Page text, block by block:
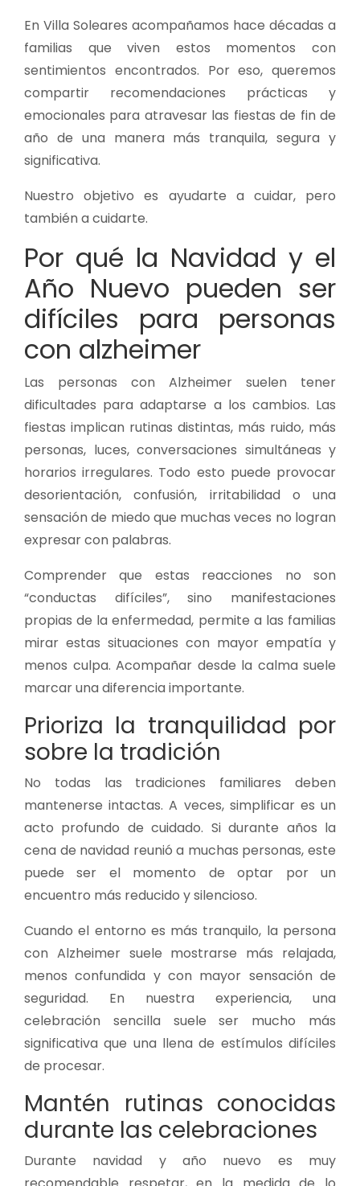
En Villa Soleares acompañamos hace décadas a
familias que viven estos momentos con
sentimientos encontrados. Por eso, queremos
compartir recomendaciones prácticas y
emocionales para atravesar las fiestas de fin de
año de una manera más tranquila, segura y
significativa.
Nuestro objetivo es ayudarte a cuidar, pero
también a cuidarte.
Por qué la Navidad y el
Año Nuevo pueden ser
difíciles para personas
con alzheimer
Las personas con Alzheimer suelen tener
dificultades para adaptarse a los cambios. Las
fiestas implican rutinas distintas, más ruido, más
personas, luces, conversaciones simultáneas y
horarios irregulares. Todo esto puede provocar
desorientación, confusión, irritabilidad o una
sensación de miedo que muchas veces no logran
expresar con palabras.
Comprender que estas reacciones no son
“conductas difíciles”, sino manifestaciones
propias de la enfermedad, permite a las familias
mirar estas situaciones con mayor empatía y
menos culpa. Acompañar desde la calma suele
marcar una diferencia importante.
Prioriza la tranquilidad por
sobre la tradición
No todas las tradiciones familiares deben
mantenerse intactas. A veces, simplificar es un
acto profundo de cuidado. Si durante años la
cena de navidad reunió a muchas personas, este
puede ser el momento de optar por un
encuentro más reducido y silencioso.
Cuando el entorno es más tranquilo, la persona
con Alzheimer suele mostrarse más relajada,
menos confundida y con mayor sensación de
seguridad. En nuestra experiencia, una
celebración sencilla suele ser mucho más
significativa que una llena de estímulos difíciles
de procesar.
Mantén rutinas conocidas
durante las celebraciones
Durante navidad y año nuevo es muy